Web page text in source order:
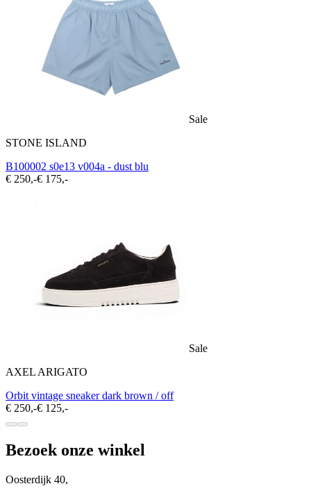
Sale
STONE ISLAND
B100002 s0e13 v004a - dust blu
€ 250,-€ 175,-
Sale
AXEL ARIGATO
Orbit vintage sneaker dark brown / off
€ 250,-€ 125,-
Bezoek onze winkel
Oosterdijk 40,